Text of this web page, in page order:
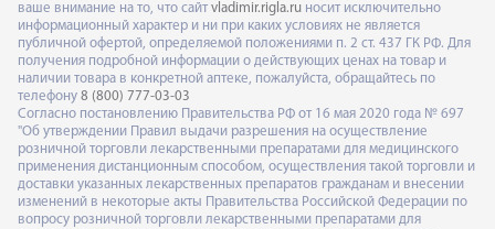
ваше внимание на то, что сайт vladimir.rigla.ru носит исключительно
информационный характер и ни при каких условиях не является
публичной офертой, определяемой положениями п. 2 ст. 437 ГК РФ. Для
получения подробной информации о действующих ценах на товар и
наличии товара в конкретной аптеке, пожалуйста, обращайтесь по
телефону 8 (800) 777-03-03
Согласно постановлению Правительства РФ от 16 мая 2020 года № 697
"Об утверждении Правил выдачи разрешения на осуществление
розничной торговли лекарственными препаратами для медицинского
применения дистанционным способом, осуществления такой торговли и
доставки указанных лекарственных препаратов гражданам и внесении
изменений в некоторые акты Правительства Российской Федерации по
вопросу розничной торговли лекарственными препаратами для